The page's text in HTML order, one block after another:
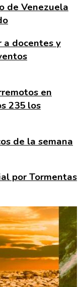
de Venezuela
a docentes y
en
235 los
de la semana
por Tormentas